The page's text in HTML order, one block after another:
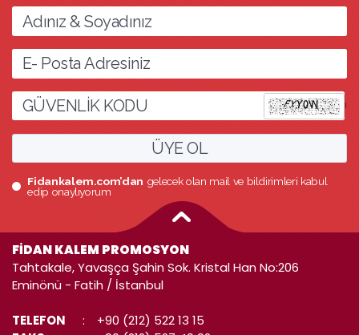
l
ÜYE OL
Fidankalem.com’dangelecek olan mail ve bildirimleri kabul
edip onaylıyorum
FİDAN KALEM PROMOSYON
Tahtakale, Yavaşça Şahin Sok. Kristal Han No:206
Eminönü - Fatih / İstanbul
TELEFON :
+90 (212) 522 13 15